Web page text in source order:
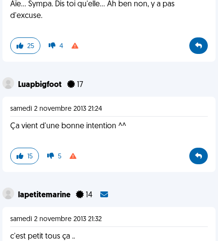
Aïe... Sympa. Dis toi qu'elle... Ah ben non, y a pas
d'excuse.
25 4
Luapbigfoot 17
samedi 2 novembre 2013 21:24
Ça vient d'une bonne intention ^^
15 5
lapetitemarine 14
samedi 2 novembre 2013 21:32
c'est petit tous ça ..